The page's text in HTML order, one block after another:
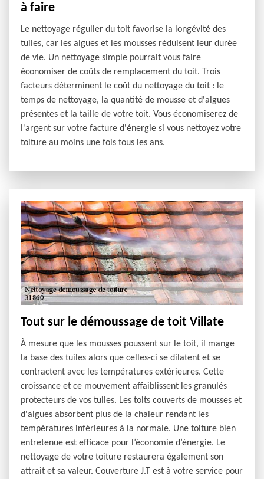
à faire
Le nettoyage régulier du toit favorise la longévité des
tuiles, car les algues et les mousses réduisent leur durée
de vie. Un nettoyage simple pourrait vous faire
économiser de coûts de remplacement du toit. Trois
facteurs déterminent le coût du nettoyage du toit : le
temps de nettoyage, la quantité de mousse et d'algues
présentes et la taille de votre toit. Vous économiserez de
l'argent sur votre facture d'énergie si vous nettoyez votre
toiture au moins une fois tous les ans.
Tout sur le démoussage de toit Villate
À mesure que les mousses poussent sur le toit, il mange
la base des tuiles alors que celles-ci se dilatent et se
contractent avec les températures extérieures. Cette
croissance et ce mouvement affaiblissent les granulés
protecteurs de vos tuiles. Les toits couverts de mousses et
d'algues absorbent plus de la chaleur rendant les
températures inférieures à la normale. Une toiture bien
entretenue est efficace pour l’économie d’énergie. Le
nettoyage de votre toiture restaurera également son
attrait et sa valeur. Couverture J.T est à votre service pour